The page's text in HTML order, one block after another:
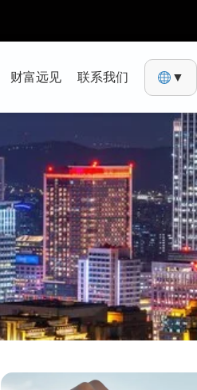
财富远见 联系我们 ▼